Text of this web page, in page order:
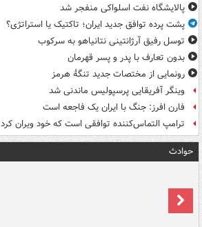
پالایشگاه نفت اسلواکی منفجر شد
پشت پرده توافق جدید ایران؛ تاکتیک یا استراتژی؟
توسل رفیق آرژانتینی نتانیاهو به سرکوب
بدون تعارف با پدر و پسر قهرمان
رونمایی از مختصات جدید تنگۀ هرمز
وینگر آفریقایی پرسپولیس ماندنی شد
فارن افرز: جنگ با ایران یک فاجعه است
ترامپ التماس‌کننده توافقی است که خود ویران کرد
حوادث